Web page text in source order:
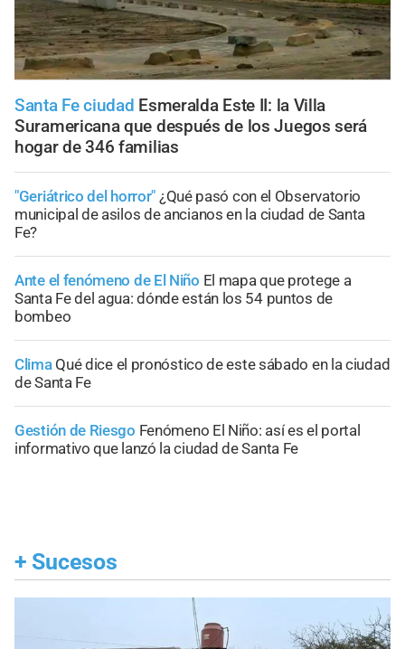
Santa Fe ciudad Esmeralda Este II: la Villa
Suramericana que después de los Juegos será
hogar de 346 familias
"Geriátrico del horror" ¿Qué pasó con el Observatorio
municipal de asilos de ancianos en la ciudad de Santa
Fe?
Ante el fenómeno de El Niño El mapa que protege a
Santa Fe del agua: dónde están los 54 puntos de
bombeo
Clima Qué dice el pronóstico de este sábado en la ciudad
de Santa Fe
Gestión de Riesgo Fenómeno El Niño: así es el portal
informativo que lanzó la ciudad de Santa Fe
+ Sucesos